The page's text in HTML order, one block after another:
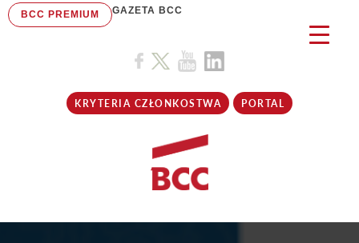
BCC PREMIUM GAZETA BCC
KRYTERIA CZŁONKOSTWA PORTAL